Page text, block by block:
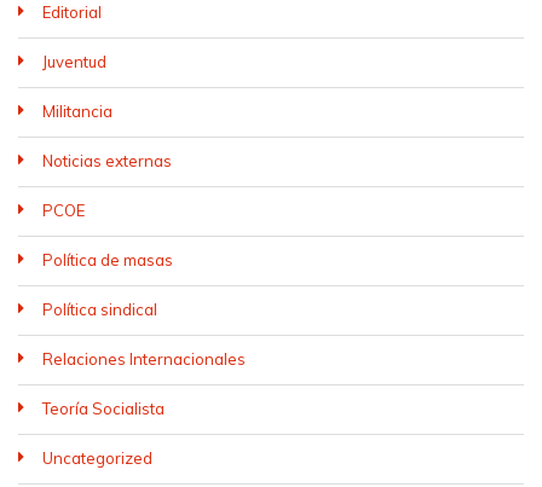
Editorial
Juventud
Militancia
Noticias externas
PCOE
Política de masas
Política sindical
Relaciones Internacionales
Teoría Socialista
Uncategorized